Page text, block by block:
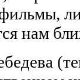
нам